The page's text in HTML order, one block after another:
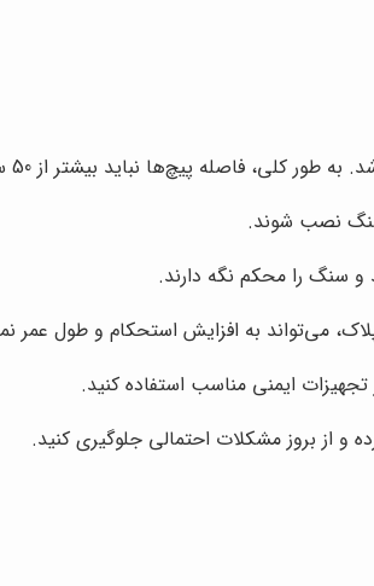
فاصله پیچ‌ها نباید بیشتر از 50 سانتی‌متر باشد.
و سنگ را محکم نگه دارند.
می‌تواند به افزایش استحکام و طول عمر
تجهیزات ایمنی مناسب استفاده کنید.
و از بروز مشکلات احتمالی جلوگیری کنید.